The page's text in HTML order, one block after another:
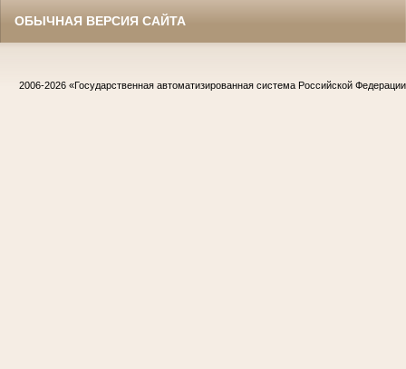
ОБЫЧНАЯ ВЕРСИЯ САЙТА
2006-2026 «Государственная автоматизированная система Российской